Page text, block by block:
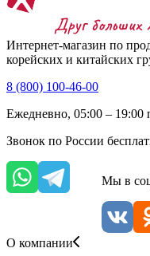
Интернет-магазин по
корейских и китайских
8 (800) 100-46-00
Ежедневно, 05:00 – 19:00
Звонок по России
Мы в
О компании